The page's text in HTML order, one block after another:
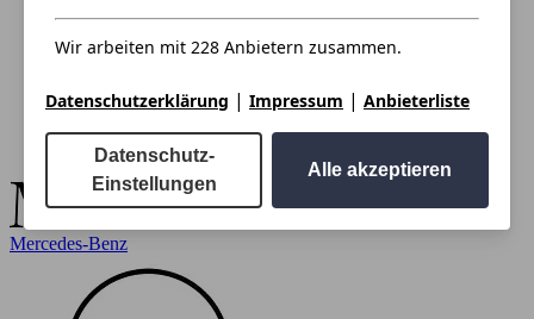
Mercedes-Benz
Wir arbeiten mit 228 Anbietern zusammen.
Datenschutzerklärung | Impressum | Anbieterliste
Datenschutz-
Einstellungen
Alle akzeptieren